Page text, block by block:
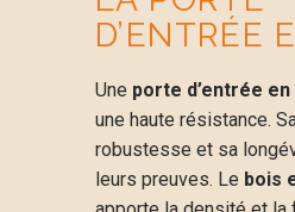
D’ENTRÉE
Une porte d’entrée en
une haute résistance.
robustesse et sa
leurs preuves. Le bois